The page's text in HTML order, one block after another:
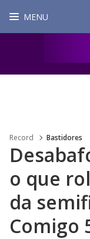
MENU
Record Bastidores
o que
da
Comigo